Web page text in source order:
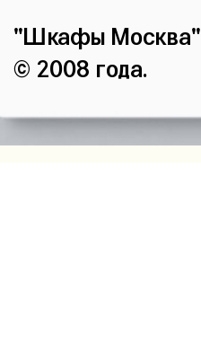
"Шкафы Москва"
© 2008 года.